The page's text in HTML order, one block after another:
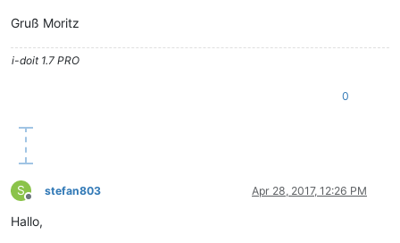
Gruß Moritz
i-doit 1.7 PRO
0
S
Offline
stefan803 Apr 28, 2017, 12:26 PM
Hallo,